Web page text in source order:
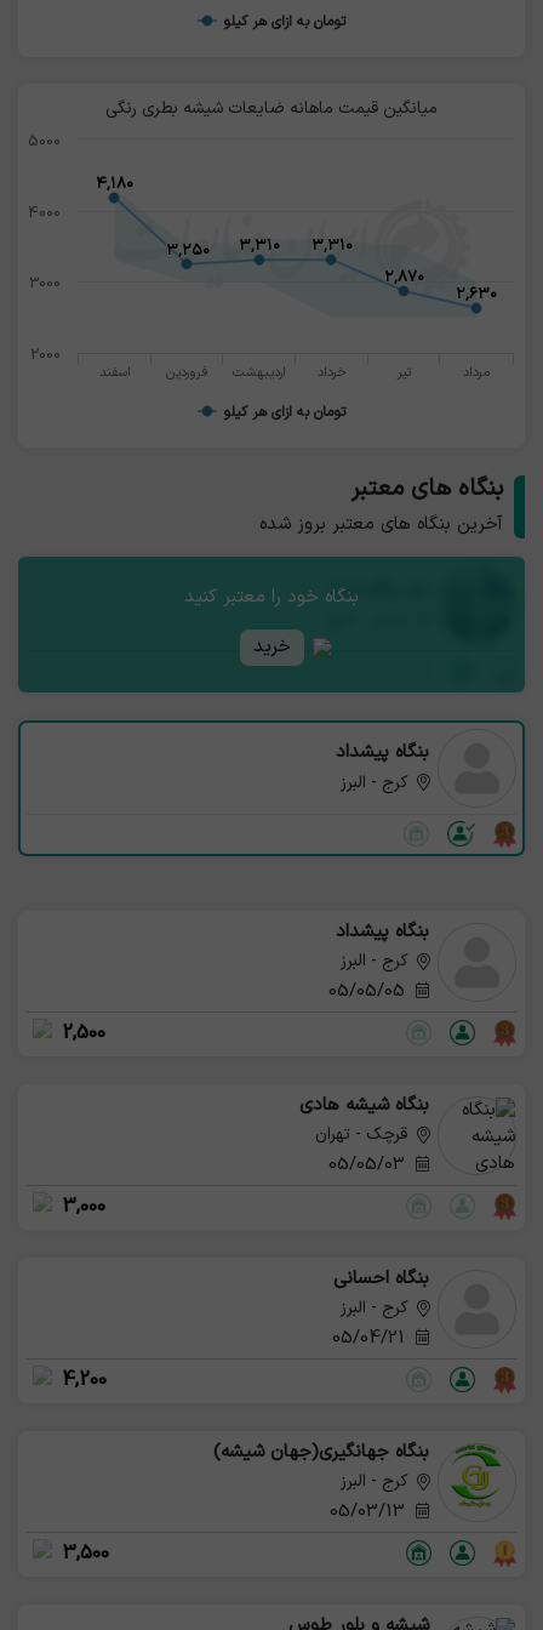
تومان به ازای هر کیلو
میانگین قیمت ماهانه ضایعات شیشه بطری رنگی
۴,۱۸۰
۴,۱۸۰
۳,۲۵۰
۳,۲۵۰ ۳,۳۱۰
۳,۳۱۰ ۳,۳۱۰
۳,۳۱۰
۲,۸۷۰
۲,۸۷۰
۲,۶۳۰
۲,۶۳۰
تومان به ازای هر کیلو
اسفند فروردین اردیبهشت خرداد تیر مرداد
2000
3000
4000
5000
بنگاه های معتبر
آخرین بنگاه های معتبر بروز شده
بنگاه خود را معتبر کنید
خرید
نام بنگاه شما
بنگاه پیشداد
کرج - البرز
بنگاه پیشداد
کرج - البرز
2,500
بنگاه شیشه هادی
قرچک - تهران
3,000
بنگاه احسانی
کرج - البرز
4,200
بنگاه جهانگیری(جهان شیشه)
کرج - البرز
3,500